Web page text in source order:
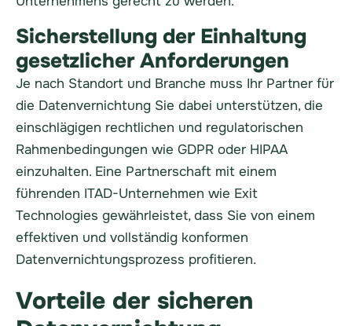
Sicherstellung der Einhaltung
gesetzlicher Anforderungen
Je nach Standort und Branche muss Ihr Partner für
die Datenvernichtung Sie dabei unterstützen, die
einschlägigen rechtlichen und regulatorischen
Rahmenbedingungen wie GDPR oder HIPAA
einzuhalten. Eine Partnerschaft mit einem
führenden ITAD-Unternehmen wie Exit
Technologies gewährleistet, dass Sie von einem
effektiven und vollständig konformen
Datenvernichtungsprozess profitieren.
Vorteile der sicheren